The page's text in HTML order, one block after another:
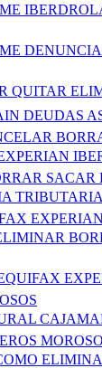
QUITAR
DEUDAS
SACAR